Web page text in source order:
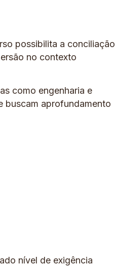
possibilita a conciliação
no contexto
como engenharia e
buscam aprofundamento
nível de exigência